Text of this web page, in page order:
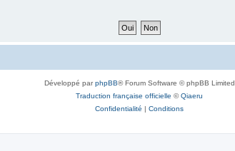
Développé parphpBB® Forum Software © phpBB Limited
Traduction française officielle ©Qiaeru
Confidentialité | Conditions